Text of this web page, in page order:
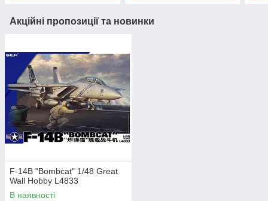
Акційні пропозиції та новинки
F-14B "Bombcat" 1/48 Great
Wall Hobby L4833
В наявності